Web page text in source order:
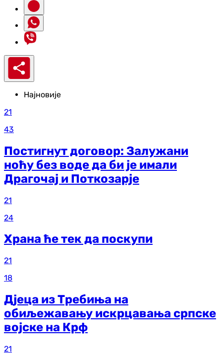
Најновије
21
43
Постигнут договор: Залужани
ноћу без воде да би је имали
Драгочај и Поткозарје
21
24
Храна ће тек да поскупи
21
18
Дјеца из Требиња на
обиљежавању искрцавања српске
војске на Крф
21